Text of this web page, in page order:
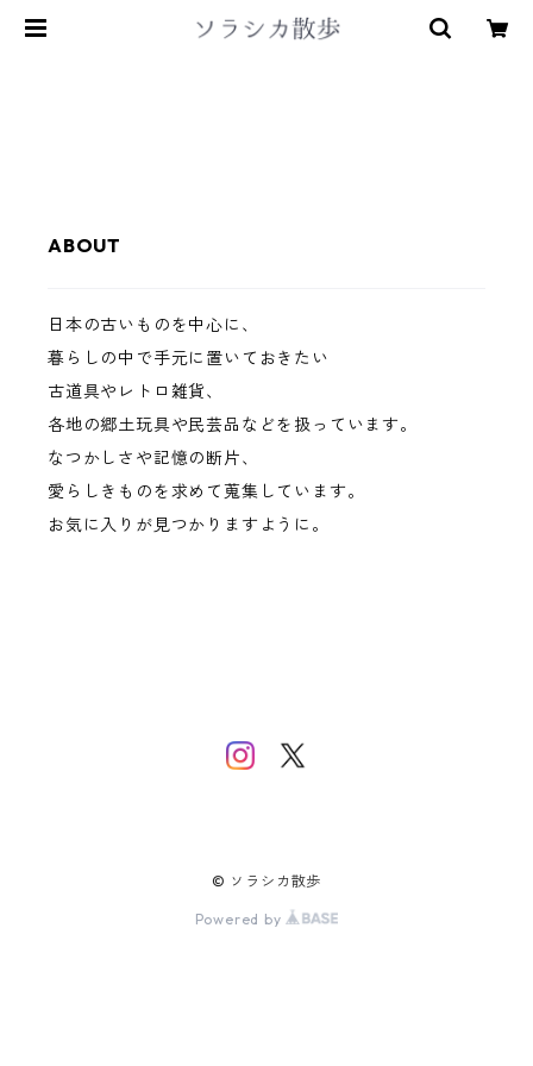
ABOUT
日本の古いものを中心に、
暮らしの中で手元に置いておきたい
古道具やレトロ雑貨、
各地の郷土玩具や民芸品などを扱っています。
なつかしさや記憶の断片、
愛らしきものを求めて蒐集しています。
お気に入りが見つかりますように。
© ソラシカ散歩
Powered by